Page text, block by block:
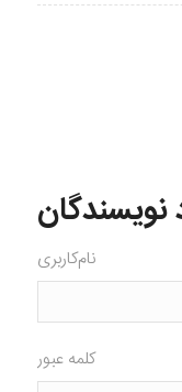
نویسندگان
نام‌کاربری
کلمه عبور